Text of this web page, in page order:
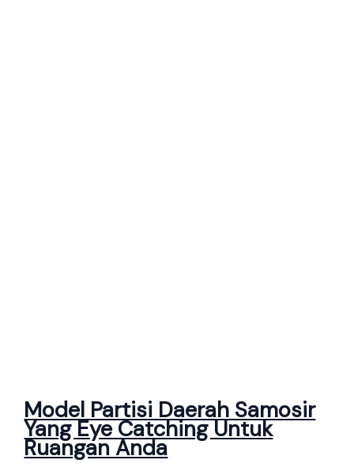
Model Partisi Daerah Samosir
Yang Eye Catching Untuk
Ruangan Anda